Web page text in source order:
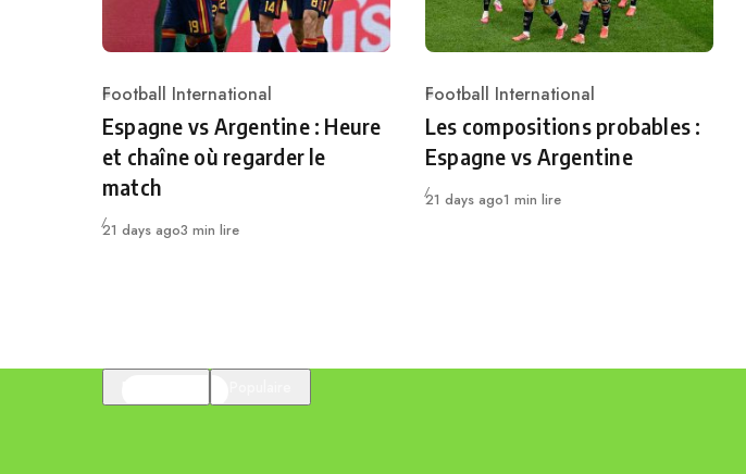
Category
Football International
Espagne vs Argentine : Heure
et chaîne où regarder le
match
Publié
21 days ago3 min lire
Category
Football International
Les compositions probables :
Espagne vs Argentine
Publié
21 days ago1 min lire